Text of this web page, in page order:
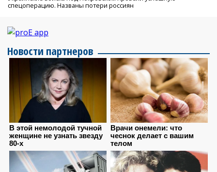
спецоперацию. Названы потери россиян
Новости партнеров